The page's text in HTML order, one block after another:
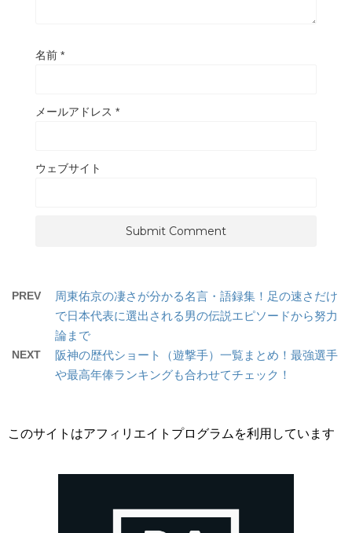
名前 *
メールアドレス *
ウェブサイト
PREV
周東佑京の凄さが分かる名言・語録集！足の速さだけ
で日本代表に選出される男の伝説エピソードから努力
論まで
NEXT
阪神の歴代ショート（遊撃手）一覧まとめ！最強選手
や最高年俸ランキングも合わせてチェック！
このサイトはアフィリエイトプログラムを利用しています